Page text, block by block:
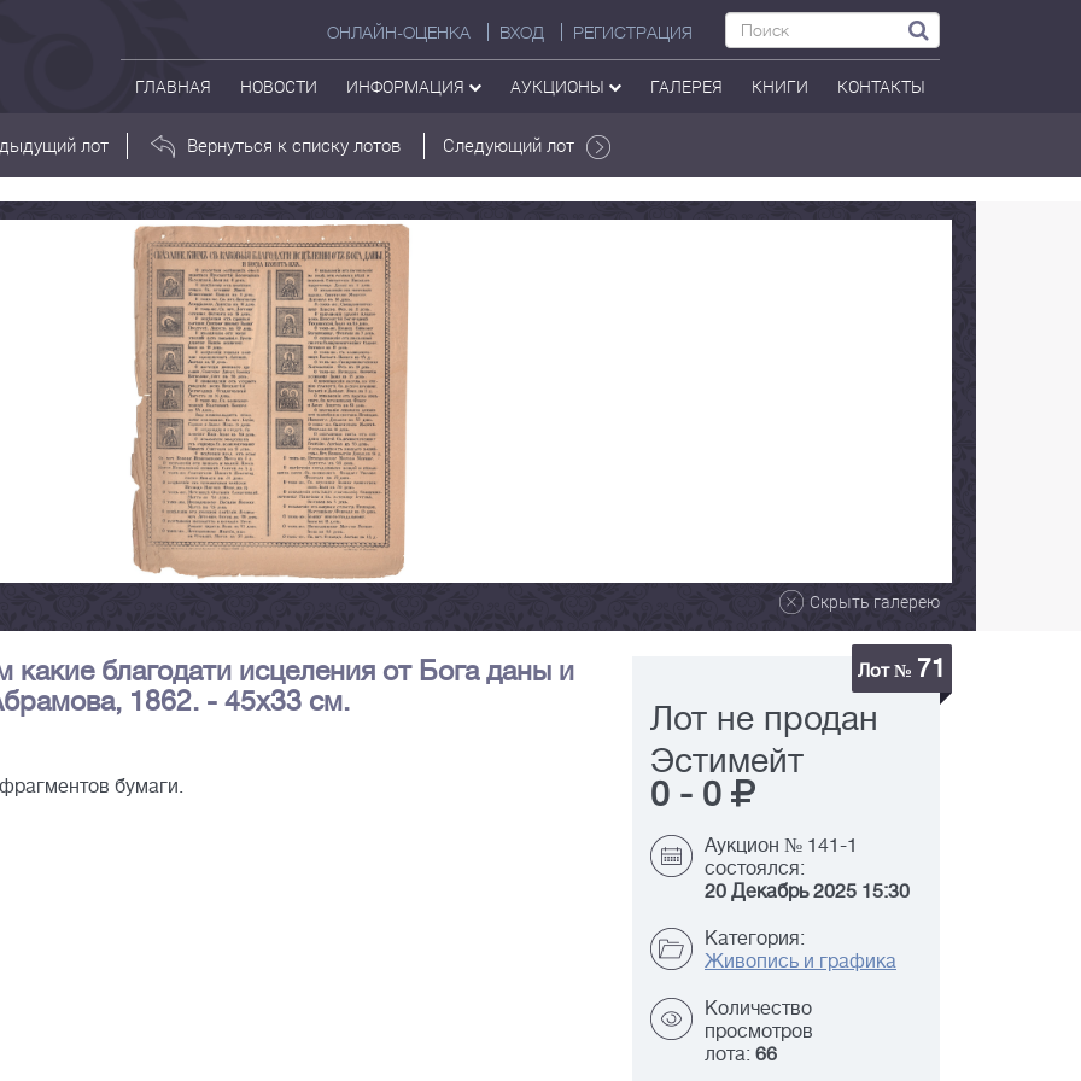
ОНЛАЙН-ОЦЕНКА ВХОД РЕГИСТРАЦИЯ
ГЛАВНАЯ НОВОСТИ ИНФОРМАЦИЯ АУКЦИОНЫ ГАЛЕРЕЯ КНИГИ КОНТАКТЫ
лот Вернуться к списку лотов Следующий лот
Скрыть галерею
благодати исцеления от Бога даны и
1862. - 45х33 см.
бумаги.
Лот № 71
Лот не продан
Эстимейт
0 - 0
Аукцион № 141-1
состоялся:
20 Декабрь 2025 15:30
Категория:
Живопись и графика
Количество
просмотров
лота: 66